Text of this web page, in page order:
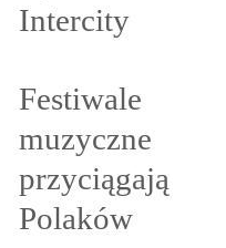
Intercity
Festiwale
muzyczne
przyciągają
Polaków